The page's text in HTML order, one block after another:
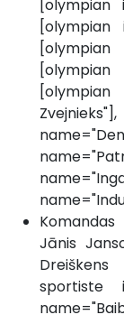
[olympian
[olympian
Jānis
sportiste